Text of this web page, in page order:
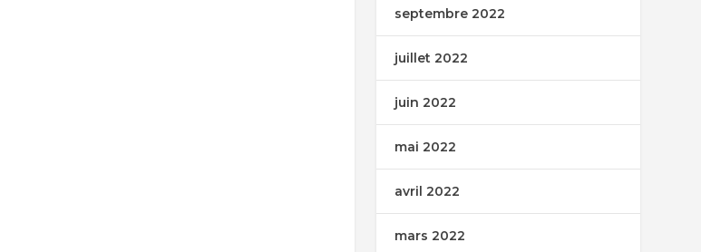
septembre 2022
juillet 2022
juin 2022
mai 2022
avril 2022
mars 2022